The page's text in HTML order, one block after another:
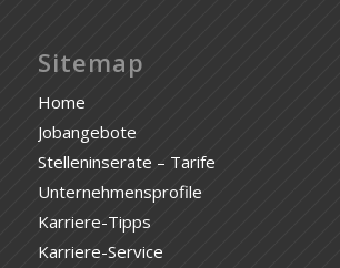
Sitemap
Home
Jobangebote
Stelleninserate – Tarife
Unternehmensprofile
Karriere-Tipps
Karriere-Service